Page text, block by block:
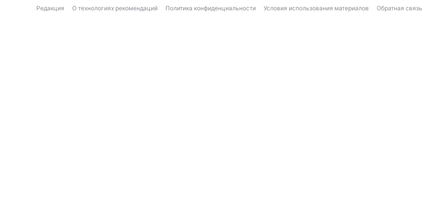
Редакция О технологиях рекомендаций Политика конфиденциальности Условия использования материалов Обратная связь